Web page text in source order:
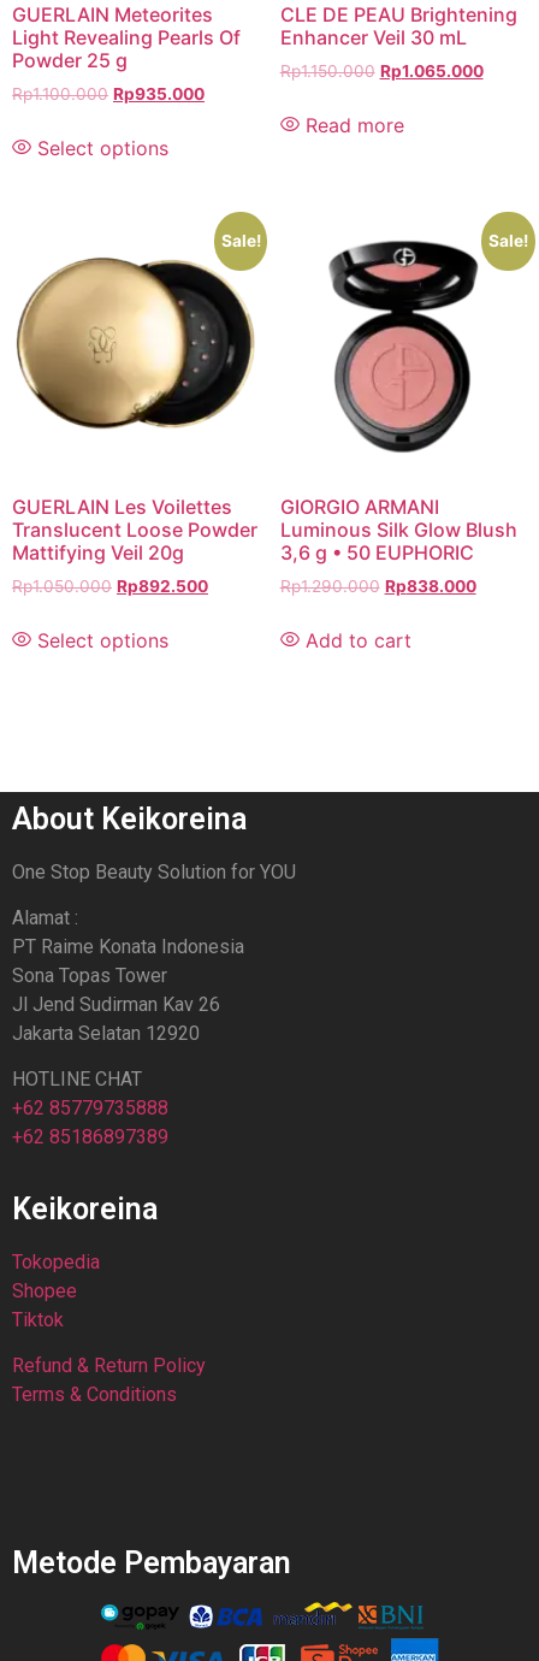
GUERLAIN Meteorites
Light Revealing Pearls Of
Powder 25 g
Rp1.100.000 Rp935.000
Select options
CLE DE PEAU Brightening
Enhancer Veil 30 mL
Rp1.150.000 Rp1.065.000
Read more
Sale!
GUERLAIN Les Voilettes
Translucent Loose Powder
Mattifying Veil 20g
Rp1.050.000 Rp892.500
Select options
Sale!
GIORGIO ARMANI
Luminous Silk Glow Blush
3,6 g • 50 EUPHORIC
Rp1.290.000 Rp838.000
Add to cart
About Keikoreina
One Stop Beauty Solution for YOU
Alamat :
PT Raime Konata Indonesia
Sona Topas Tower
Jl Jend Sudirman Kav 26
Jakarta Selatan 12920
HOTLINE CHAT
+62 85779735888
+62 85186897389
Keikoreina
Tokopedia
Shopee
Tiktok
Refund & Return Policy
Terms & Conditions
Metode Pembayaran